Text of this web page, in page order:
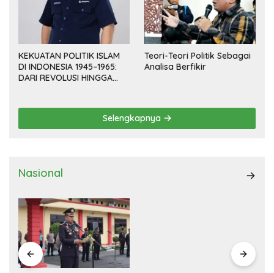
KEKUATAN POLITIK ISLAM
DI INDONESIA 1945–1965:
DARI REVOLUSI HINGGA
Teori-Teori Politik Sebagai
Analisa Berfikir
Selengkapnya
Nasional